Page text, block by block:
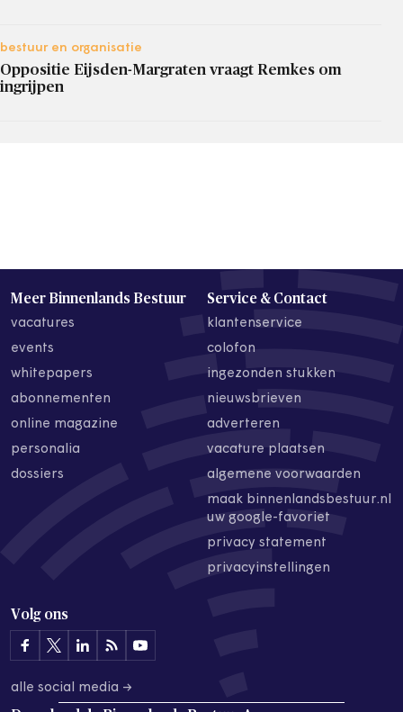
bestuur en organisatie
Oppositie Eijsden-Margraten vraagt Remkes om
ingrijpen
Meer Binnenlands Bestuur
vacatures
events
whitepapers
abonnementen
online magazine
personalia
dossiers
Service & Contact
klantenservice
colofon
ingezonden stukken
nieuwsbrieven
adverteren
vacature plaatsen
algemene voorwaarden
maak binnenlandsbestuur.nl
uw google-favoriet
privacy statement
privacyinstellingen
Volg ons
alle social media →